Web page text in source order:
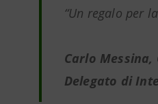
“Un regalo per
Carlo Messina,
Delegato di